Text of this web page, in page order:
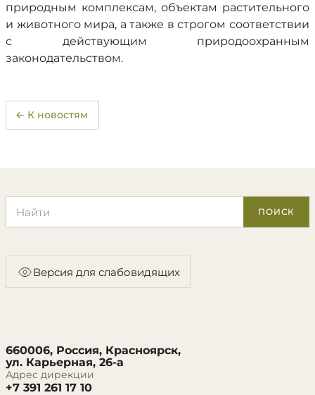
природным комплексам, объектам растительного
и животного мира, а также в строгом соответствии
с действующим природоохранным
законодательством.
← К новостям
ПОИСК
Версия для слабовидящих
660006, Россия, Красноярск,
ул. Карьерная, 26-а
Адрес дирекции
+7 391 261 17 10